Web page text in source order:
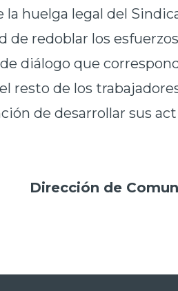
huelga legal del
de redoblar los
diálogo que
resto de los
de desarrollar sus
Dirección de